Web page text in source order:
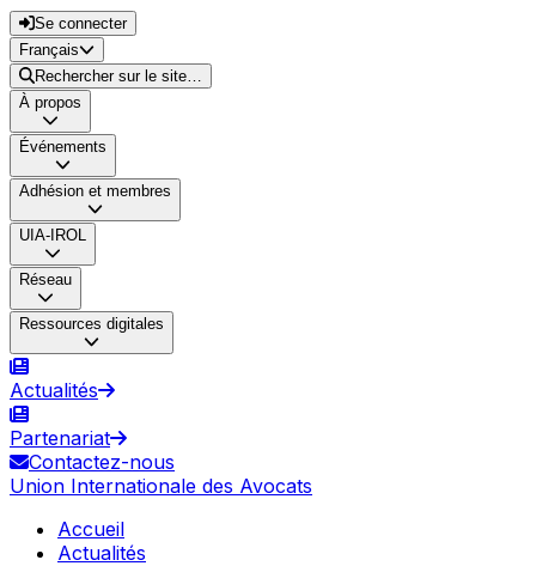
Se connecter
Français
Rechercher sur le site…
À propos
Événements
Adhésion et membres
UIA-IROL
Réseau
Ressources digitales
Actualités
Partenariat
Contactez-nous
Union Internationale des Avocats
Accueil
Actualités